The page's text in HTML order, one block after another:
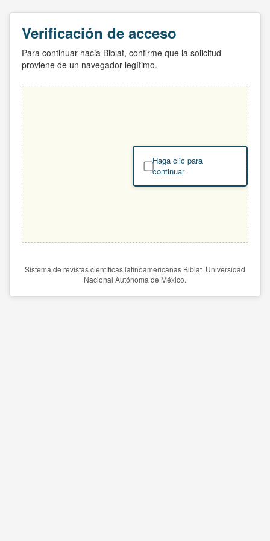
Verificación de acceso
Para continuar hacia Biblat, confirme que la solicitud
proviene de un navegador legítimo.
Haga clic para
continuar
Sistema de revistas científicas latinoamericanas Biblat. Universidad
Nacional Autónoma de México.